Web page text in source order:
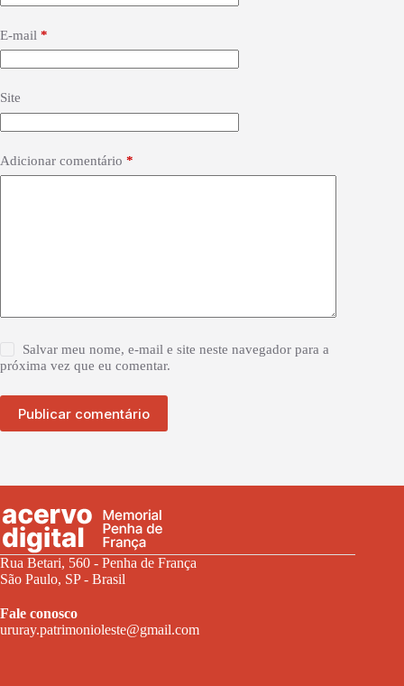
E-mail *
Site
Adicionar comentário *
Salvar meu nome, e-mail e site neste navegador para a
próxima vez que eu comentar.
Publicar comentário
Rua Betari, 560 - Penha de França
São Paulo, SP - Brasil
Fale conosco
ururay.patrimonioleste@gmail.com